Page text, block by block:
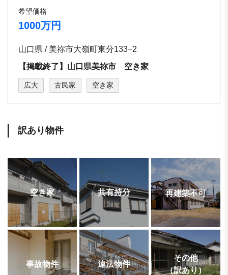
希望価格
1000万円
山口県 / 美祢市大嶺町東分133−2
【掲載終了】山口県美祢市 空き家
広大 古民家 空き家
訳あり物件
空き家 共有持分 再建築不可
事故物件 違法物件
その他
（訳あり）